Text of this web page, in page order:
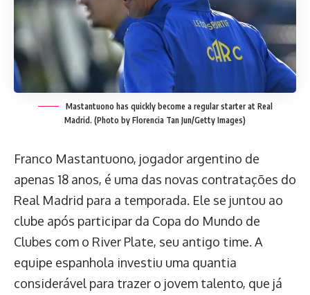
Mastantuono has quickly become a regular starter at Real
Madrid. (Photo by Florencia Tan Jun/Getty Images)
Franco Mastantuono, jogador argentino de
apenas 18 anos, é uma das novas contratações do
Real Madrid para a temporada. Ele se juntou ao
clube após participar da Copa do Mundo de
Clubes com o River Plate, seu antigo time. A
equipe espanhola investiu uma quantia
considerável para trazer o jovem talento, que já